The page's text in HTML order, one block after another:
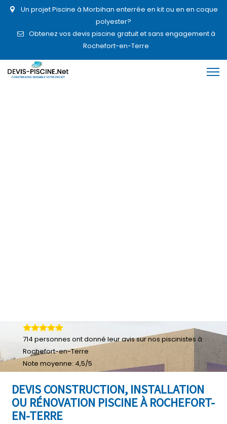
Un projet Piscine à Morbihan enterrée en kit ou en en coque
polyester?
Obtenez vos devis piscine gratuit et sans engagement à
Rochefort-en-Terre
DEVIS CONSTRUCTION, INSTALLATION
OU RÉNOVATION PISCINE À ROCHEFORT-
EN-TERRE
714 personnes ont donné leuravis sur nos piscinistes à
Rochefort-en-Terre
Note moyenne: 4,5/5